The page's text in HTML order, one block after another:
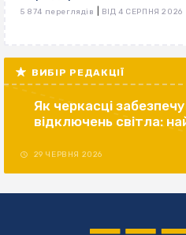
5 874 переглядів ВІД 4 СЕРПНЯ 2026
ВИБІР РЕДАКЦІЇ
Як черкасці
відключень світла:
29 ЧЕРВНЯ 2026